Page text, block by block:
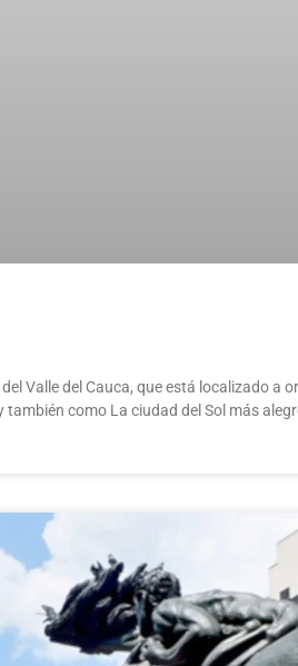
Valle del Cauca, que está localizado a
como La ciudad del Sol más